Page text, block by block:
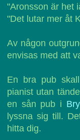
"Aronsson är het
"Det lutar mer åt
Av någon
envisas med att
En bra pub
pianist utan
en sån pub i
lyssna sig till.
hitta dig.